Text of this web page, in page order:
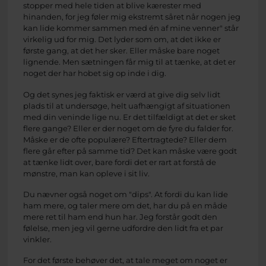
stopper med hele tiden at blive kærester med
hinanden, for jeg føler mig ekstremt såret når nogen jeg
kan lide kommer sammen med én af mine venner" står
virkelig ud for mig. Det lyder som om, at det ikke er
første gang, at det her sker. Eller måske bare noget
lignende. Men sætningen får mig til at tænke, at det er
noget der har hobet sig op inde i dig.
Og det synes jeg faktisk er værd at give dig selv lidt
plads til at undersøge, helt uafhængigt af situationen
med din veninde lige nu. Er det tilfældigt at det er sket
flere gange? Eller er der noget om de fyre du falder for.
Måske er de ofte populære? Eftertragtede? Eller dem
flere går efter på samme tid? Det kan måske være godt
at tænke lidt over, bare fordi det er rart at forstå de
mønstre, man kan opleve i sit liv.
Du nævner også noget om "dips". At fordi du kan lide
ham mere, og taler mere om det, har du på en måde
mere ret til ham end hun har. Jeg forstår godt den
følelse, men jeg vil gerne udfordre den lidt fra et par
vinkler.
For det første behøver det, at tale meget om noget er